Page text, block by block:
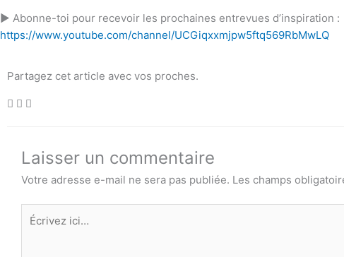
► Abonne-toi pour recevoir les prochaines entrevues d’inspiration :
https://www.youtube.com/channel/UCGiqxxmjpw5ftq569RbMwLQ
Partagez cet article avec vos proches.
Laisser un commentaire
Votre adresse e-mail ne sera pas publiée. Les champs
Écrivez
ici…